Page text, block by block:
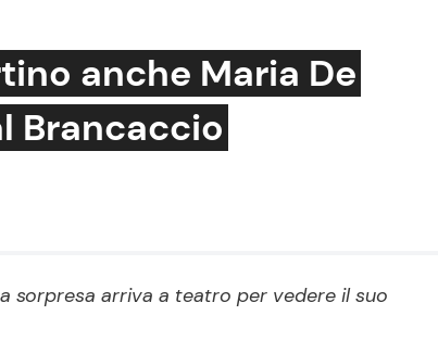
Cucina e Ricette
anche Maria De
Brancaccio
sorpresa arriva a teatro per vedere il suo